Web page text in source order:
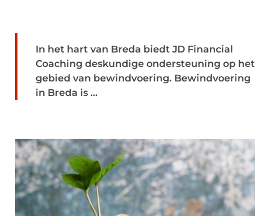
In het hart van Breda biedt JD Financial
Coaching deskundige ondersteuning op het
gebied van bewindvoering. Bewindvoering
in Breda is ...